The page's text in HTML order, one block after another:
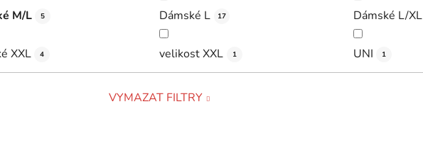
M/L 5 Dámské L 17 Dámské L/XL
XXL 4 velikost XXL 1 UNI 1
VYMAZAT FILTRY